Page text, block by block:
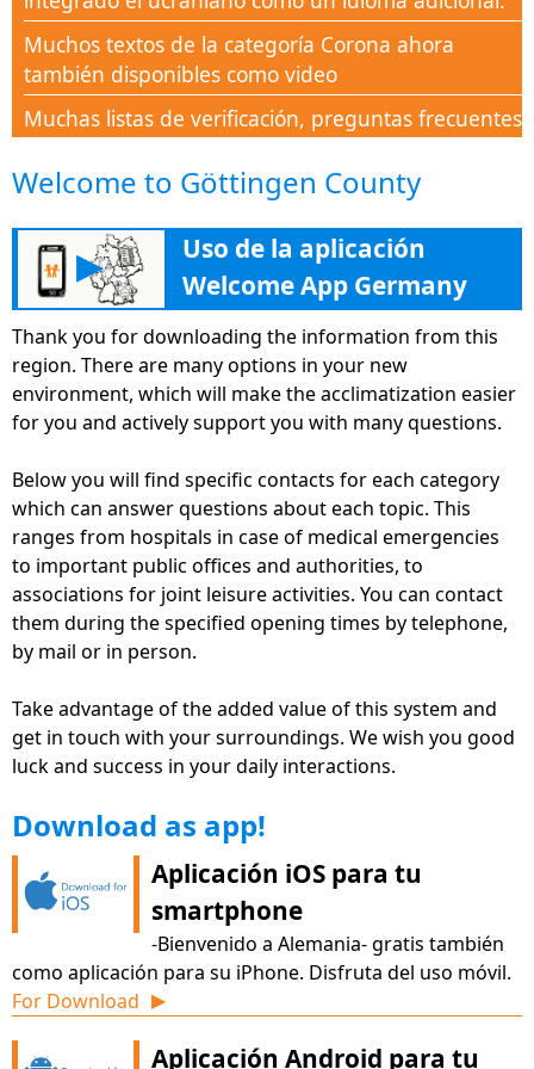
Muchos textos de la categoría Corona ahora
también disponibles como video
Muchas listas de verificación, preguntas frecuentes
Corona
Nueva categoría Corona-Aid para apoyar a todas
las personas en este tiempo de crisis con
conocimiento
La nueva sección "Educación" ayuda con muchos
consejos, direcciones e información en la
formación continua, con el fin de encontrar su
camino en el mercado laboral alemán.
y ampliamente disponible a través de su
versión en el sitio web deutschland.welcome-app-
germany.de
Plataforma asociada www.Familie-und-
Beruf.online, para un mejor equilibrio entre la vida
laboral y personal disponible en forma de
PC.
La nueva sección "Mercado de trabajo" ofrece
muchos consejos e información para ayudarte a
ingresar en el mundo laboral.
Videos explicativos animados directamente en
muchas áreas que facilitan la comprensión y el
aprendizaje del alemán.
Ahora también disponible en polaco y checo para
una mejor vecindad
El área de ofertas educativas ayuda a la
Welcome to Göttingen County
▶
Uso de la aplicación
Welcome App Germany
Thank you for downloading the information from this
region. There are many options in your new
environment, which will make the acclimatization easier
for you and actively support you with many questions.
Below you will find specific contacts for each category
which can answer questions about each topic. This
ranges from hospitals in case of medical emergencies
to important public offices and authorities, to
associations for joint leisure activities. You can contact
them during the specified opening times by telephone,
by mail or in person.
Take advantage of the added value of this system and
get in touch with your surroundings. We wish you good
luck and success in your daily interactions.
Download as app!
Aplicación iOS para tu
smartphone
-Bienvenido a Alemania- gratis también
como aplicación para su iPhone. Disfruta del uso móvil.
For Download
▶
Aplicación Android para tu